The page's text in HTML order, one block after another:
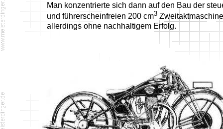
Man konzentrierte sich dann auf den Bau der
und führerscheinfreien 200 cm3
allerdings ohne nachhaltigem Erfolg.